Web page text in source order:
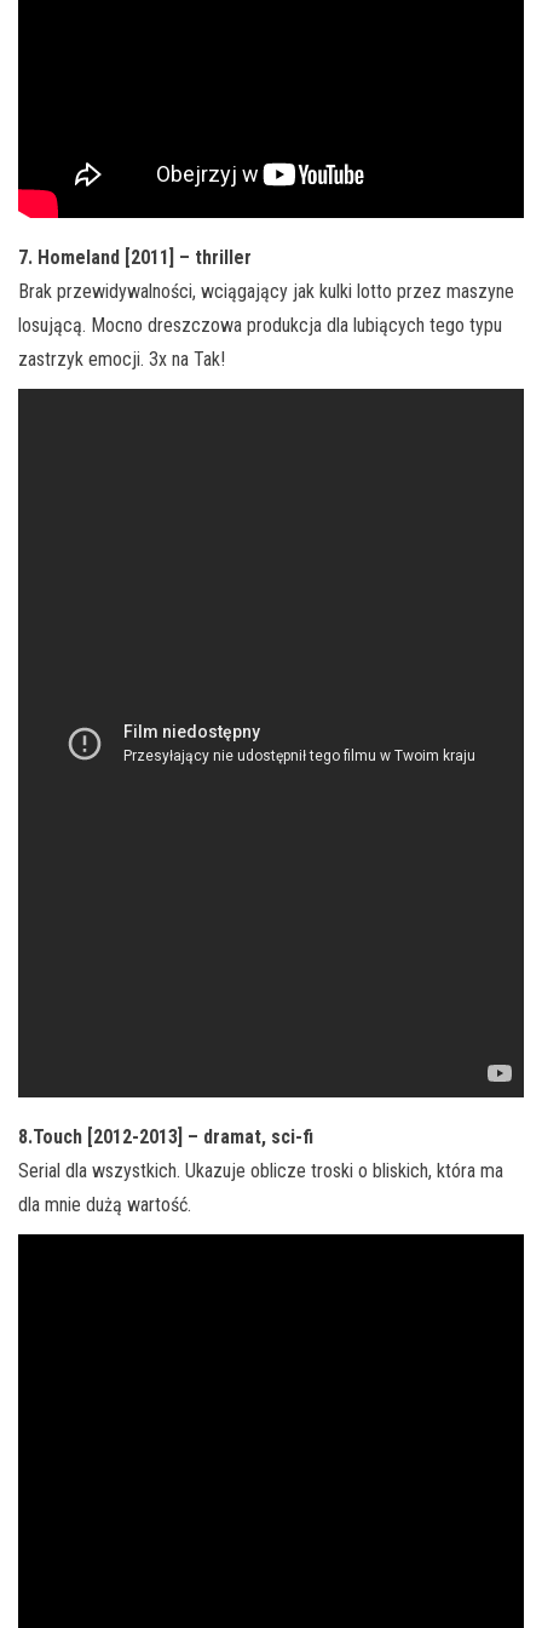
7. Homeland [2011] – thriller
Brak przewidywalności, wciągający jak kulki lotto przez maszyne
losującą. Mocno dreszczowa produkcja dla lubiących tego typu
zastrzyk emocji. 3x na Tak!
8.Touch [2012-2013] – dramat, sci-fi
Serial dla wszystkich. Ukazuje oblicze troski o bliskich, która ma
dla mnie dużą wartość.